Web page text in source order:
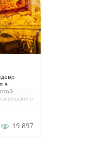
19 897
в